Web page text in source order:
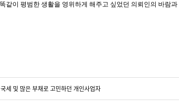
같이 평범한 생활을 영위하게 해주고 싶었던 의뢰인의 바람
세 및 많은 부채로 고민하던 개인사업자